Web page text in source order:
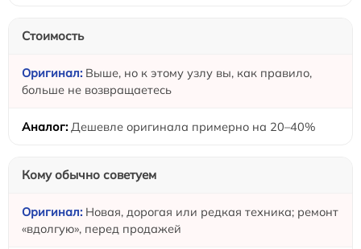
Стоимость
Выше, но к этому узлу вы, как правило,
больше не возвращаетесь
Дешевле оригинала примерно на 20–40%
Кому обычно советуем
Новая, дорогая или редкая техника; ремонт
«вдолгую», перед продажей